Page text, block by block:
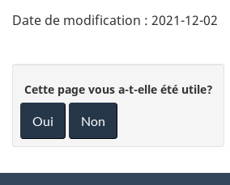
Date de modification : 2021-12-02
Cette page vous a-t-elle été utile?
Oui Non